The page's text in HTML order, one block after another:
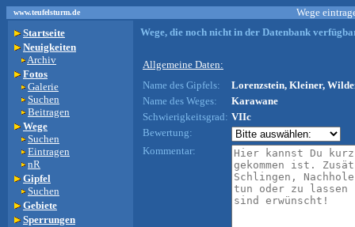
www.teufelsturm.de
Wege
Startseite
Neuigkeiten
Archiv
Fotos
Galerie
Suchen
Beitragen
Wege
Suchen
Eintragen
nR
Gipfel
Suchen
Gebiete
Sperrungen
Wege, die noch nicht in der Datenbank
Allgemeine Daten:
Name des Gipfels:
Lorenzstein, Kleiner,
Name des Weges:
Karawane
Schwierigkeitsgrad: VIIc
Bewertung:
Kommentar: